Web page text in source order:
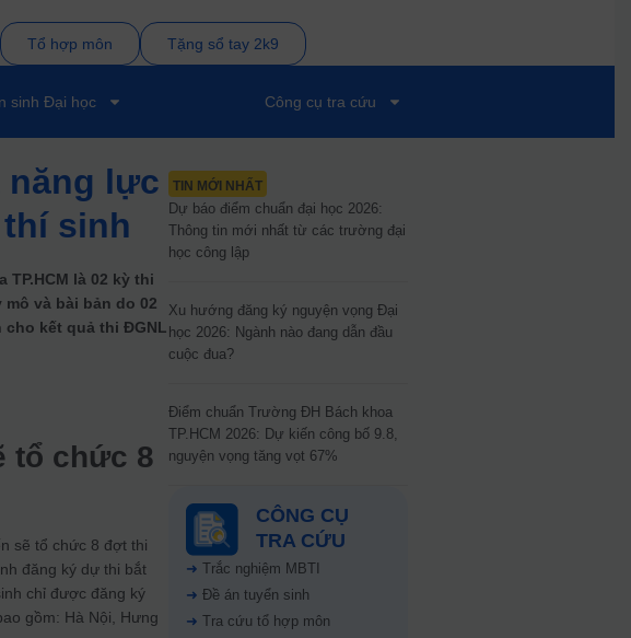
Tổ hợp môn Tặng sổ tay 2k9
sinh Đại học Công cụ tra cứu
năng lực
sinh
là 02 kỳ thi
và bài bản do 02
kết quả thi ĐGNL
tổ chức 8
sẽ tổ chức 8 đợt thi
đăng ký dự thi bắt
chỉ được đăng ký
gồm: Hà Nội, Hưng
TIN MỚI NHẤT
Dự báo điểm chuẩn đại học 2026:
Thông tin mới nhất từ các trường đại
học công lập
Xu hướng đăng ký nguyện vọng Đại
học 2026: Ngành nào đang dẫn đầu
cuộc đua?
Điểm chuẩn Trường ĐH Bách khoa
TP.HCM 2026: Dự kiến công bố 9.8,
nguyện vọng tăng vọt 67%
CÔNG CỤ
TRA CỨU
➜ Trắc nghiệm MBTI
➜ Đề án tuyển sinh
➜ Tra cứu tổ hợp môn